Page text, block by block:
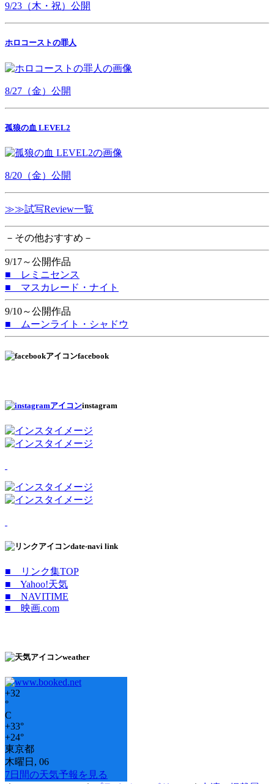
9/23（木・祝）公開
ホロコーストの罪人
8/27（金）公開
孤狼の血 LEVEL2
8/20（金）公開
≫≫試写Review一覧
－その他おすすめ－
9/17～公開作品
■ レミニセンス
■ マスカレード・ナイト
9/10～公開作品
■ ムーンライト・シャドウ
facebook
instagram
date-navi link
■ リンク集TOP
■ Yahoo!天気
■ NAVITIME
■ 映画.com
weather
+32
°
C
+33°
+24°
東京都
木曜日, 06
7日間の天気予報を見る